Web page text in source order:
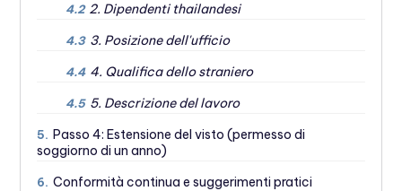
4.2 2. Dipendenti thailandesi
4.3 3. Posizione dell'ufficio
4.4 4. Qualifica dello straniero
4.5 5. Descrizione del lavoro
5. Passo 4: Estensione del visto (permesso di
soggiorno di un anno)
6. Conformità continua e suggerimenti pratici